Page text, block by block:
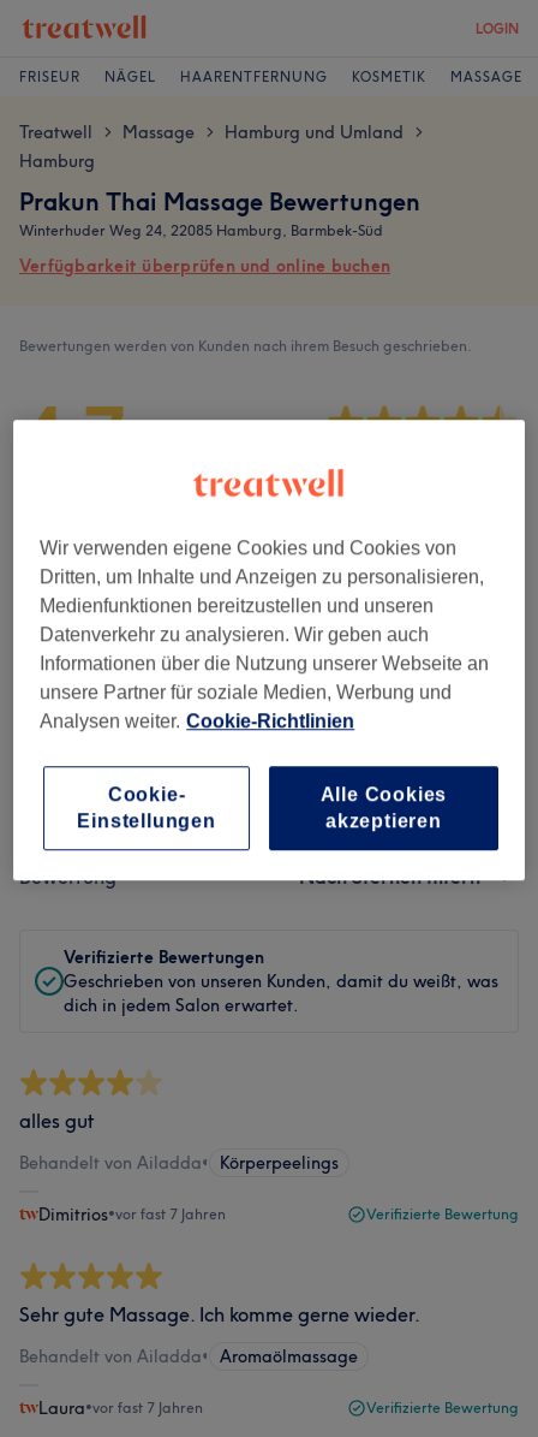
LOGIN
FRISEUR NÄGEL HAARENTFERNUNG KOSMETIK MASSAGE
Treatwell > Massage > Hamburg und Umland >
Hamburg
Prakun Thai Massage Bewertungen
Winterhuder Weg 24, 22085 Hamburg, Barmbek-Süd
Verfügbarkeit überprüfen und online buchen
Bewertungen werden von Kunden nach ihrem Besuch geschrieben.
4,7
Sauberkeit
Service
Behandlung Alle Bewertungen
Bewertung Nach Sternen filtern
Verifizierte Bewertungen
Geschrieben von unseren Kunden, damit du weißt, was
dich in jedem Salon erwartet.
alles gut
Behandelt von Ailadda• Körperpeelings
Dimitrios•vor fast 7 Jahren Verifizierte Bewertung
Sehr gute Massage. Ich komme gerne wieder.
Behandelt von Ailadda• Aromaölmassage
Laura•vor fast 7 Jahren Verifizierte Bewertung
Wir verwenden eigene Cookies und Cookies von
Dritten, um Inhalte und Anzeigen zu personalisieren,
Medienfunktionen bereitzustellen und unseren
Datenverkehr zu analysieren. Wir geben auch
Informationen über die Nutzung unserer Webseite an
unsere Partner für soziale Medien, Werbung und
Analysen weiter. Cookie-Richtlinien
Cookie-
Einstellungen
Alle Cookies
akzeptieren